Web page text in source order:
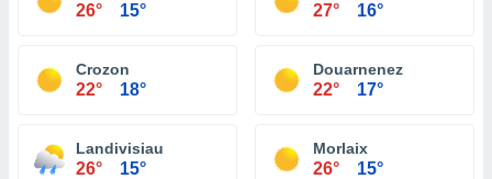
26° 15° 27° 16°
Crozon
22° 18°
Douarnenez
22° 17°
Landivisiau
26° 15°
Morlaix
26° 15°